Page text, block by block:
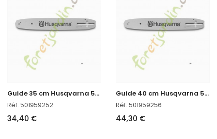
G
uide 35 cm Husqvarna 501959252
Réf. 501959252
34,40 €
G
uide 40 cm Husqvarna 501959256 en stock
Réf. 501959256
44,30 €